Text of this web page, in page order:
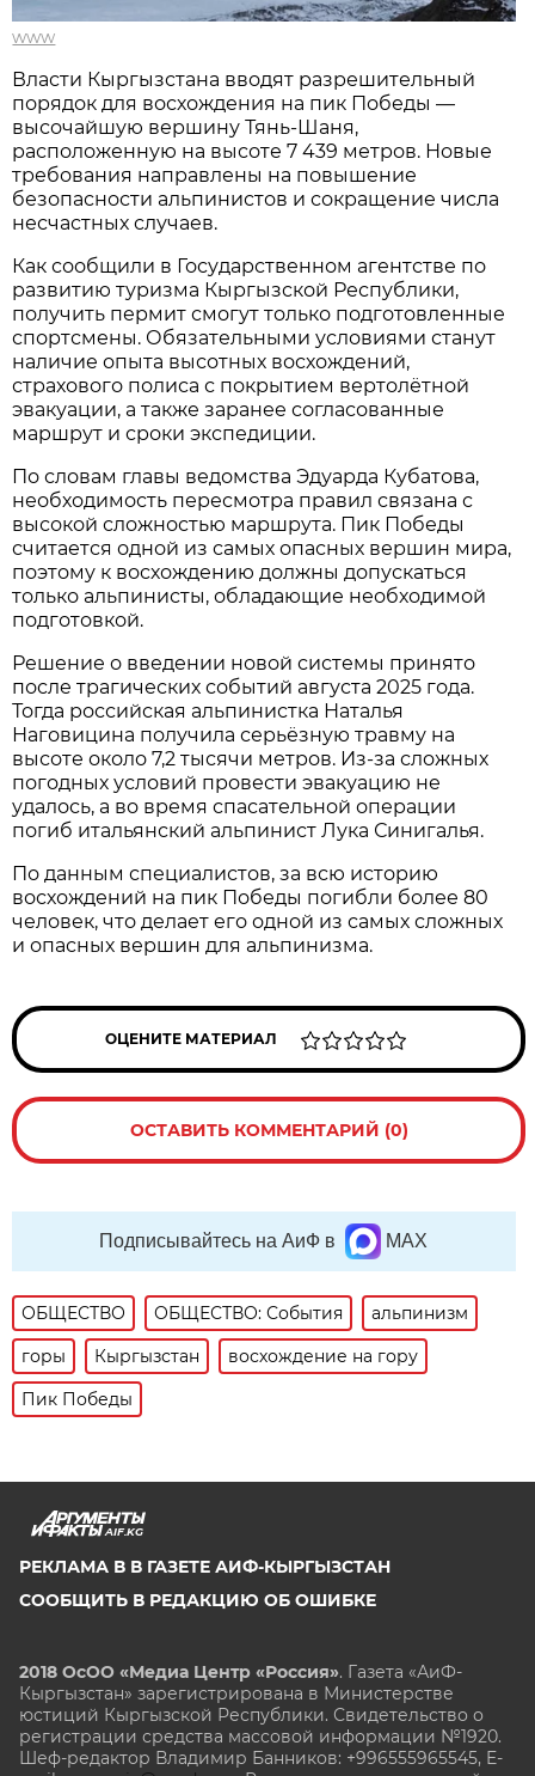
www
Власти Кыргызстана вводят разрешительный
порядок для восхождения на пик Победы —
высочайшую вершину Тянь-Шаня,
расположенную на высоте 7 439 метров. Новые
требования направлены на повышение
безопасности альпинистов и сокращение числа
несчастных случаев.
Как сообщили в Государственном агентстве по
развитию туризма Кыргызской Республики,
получить пермит смогут только подготовленные
спортсмены. Обязательными условиями станут
наличие опыта высотных восхождений,
страхового полиса с покрытием вертолётной
эвакуации, а также заранее согласованные
маршрут и сроки экспедиции.
По словам главы ведомства Эдуарда Кубатова,
необходимость пересмотра правил связана с
высокой сложностью маршрута. Пик Победы
считается одной из самых опасных вершин мира,
поэтому к восхождению должны допускаться
только альпинисты, обладающие необходимой
подготовкой.
Решение о введении новой системы принято
после трагических событий августа 2025 года.
Тогда российская альпинистка Наталья
Наговицина получила серьёзную травму на
высоте около 7,2 тысячи метров. Из-за сложных
погодных условий провести эвакуацию не
удалось, а во время спасательной операции
погиб итальянский альпинист Лука Синигалья.
По данным специалистов, за всю историю
восхождений на пик Победы погибли более 80
человек, что делает его одной из самых сложных
и опасных вершин для альпинизма.
ОЦЕНИТЕ МАТЕРИАЛ
ОСТАВИТЬ КОММЕНТАРИЙ (0)
Подписывайтесь на АиФ в MAX
ОБЩЕСТВО ОБЩЕСТВО: События
альпинизм
горы
Кыргызстан
восхождение на гору
Пик Победы
AIF.KG
РЕКЛАМА В В ГАЗЕТЕ АИФ-КЫРГЫЗСТАН
СООБЩИТЬ В РЕДАКЦИЮ ОБ ОШИБКЕ
2018 ОсОО «Медиа Центр «Россия». Газета «АиФ-
Кыргызстан» зарегистрирована в Министерстве
юстиций Кыргызской Республики. Свидетельство о
регистрации средства массовой информации №1920.
Шеф-редактор Владимир Банников: +996555965545, E-